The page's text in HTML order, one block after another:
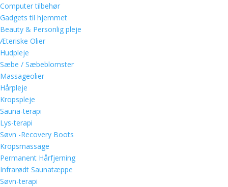
Computer tilbehør
Gadgets til hjemmet
Beauty & Personlig pleje
Æteriske Olier
Hudpleje
Sæbe / Sæbeblomster
Massageolier
Hårpleje
Kropspleje
Sauna-terapi
Lys-terapi
Søvn -Recovery Boots
Kropsmassage
Permanent Hårfjerning
Infrarødt Saunatæppe
Søvn-terapi